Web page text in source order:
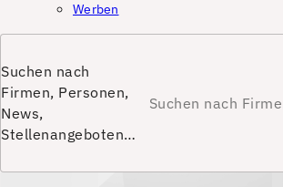
Werben
Suchen nach
Firmen, Personen,
News,
Stellenangeboten…